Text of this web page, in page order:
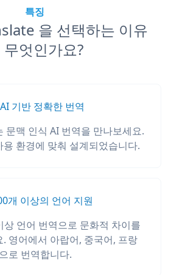
특징
을 선택하는 이유
무엇인가요?
AI 기반 정확한 번역
문맥 인식 AI 번역을 만나보세요.
환경에 맞춰 설계되었습니다.
개 이상의 언어 지원
언어 번역으로 문화적 차이를
영어에서 아랍어, 중국어, 프랑
로 번역합니다.